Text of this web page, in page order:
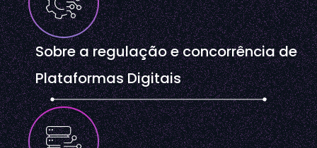
Sobre a regulação e concorrência de
Plataformas Digitais